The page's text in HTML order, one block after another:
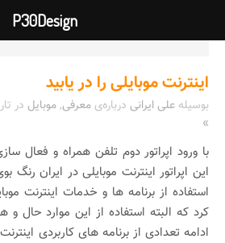
اینترنت موبایلی را در یابید
بوسیله علی ایرانی درباره‌ی معرفی,موبایل در
»
با ورود اپراتور دوم تلفن همراه و فعال
این اپراتور اینترنت موبایلی در ایران
استفاده از برنامه ها و خدمات اینترنت
کرد که البته استفاده از این موارد حال
ادامه تعدادی از برنامه های کاربردی
P30Design